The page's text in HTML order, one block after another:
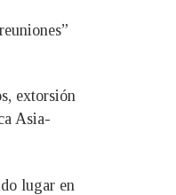
extorsión
Asia-
lugar en